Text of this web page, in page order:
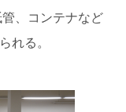
、コンテナなど
れる。